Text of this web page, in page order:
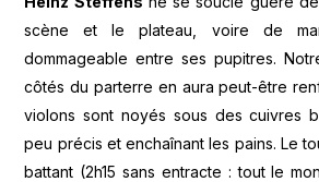
scène et le plateau, voire de
dommageable entre ses pupitres.
côtés du parterre en aura peut-être
violons sont noyés sous des cuivres
peu précis et enchaînant les pains. Le
battant (2h15 sans entracte : tout le